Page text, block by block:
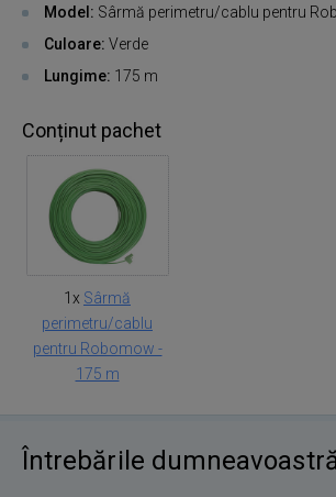
Model: Sârmă perimetru/cablu pentru
Culoare: Verde
Lungime: 175 m
Conținut pachet
1x Sârmă
perimetru/cablu
pentru Robomow -
175 m
Întrebările